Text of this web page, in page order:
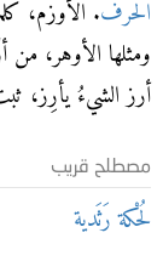
الحرف. الأوزم،
ومثلها الأوهر،
أرز الشيءُ يأرِز،
مصطلح قريب
لُحْكة رَثَدية